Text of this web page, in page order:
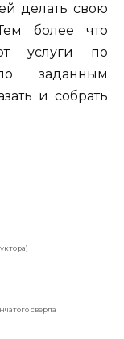
делать свою
более что
услуги по
заданным
и собрать
сверла